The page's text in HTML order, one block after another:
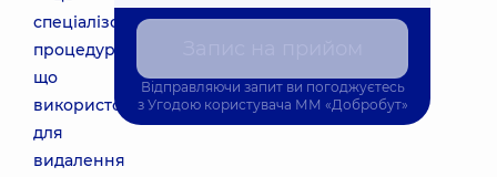
спеціалізована
процедура,
що
використовується
для
видалення
Відправляючи запит ви погоджуєтесь
з Угодою користувача ММ «Добробут»